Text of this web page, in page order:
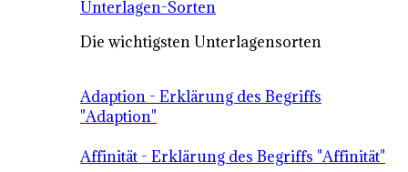
Unterlagen-Sorten
Die wichtigsten Unterlagensorten
Adaption - Erklärung des Begriffs
"Adaption"
Affinität - Erklärung des Begriffs "Affinität"